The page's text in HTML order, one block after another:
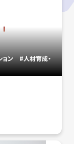
ョン
#人材育成・